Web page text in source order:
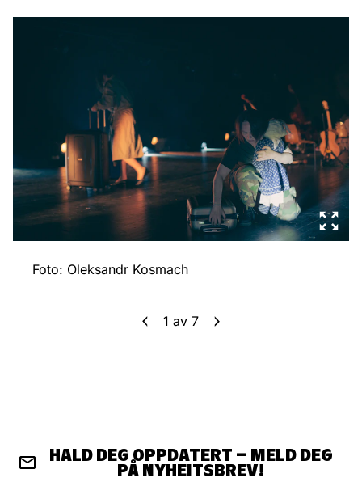
Foto: Oleksandr Kosmach
1 av 7
HALD DEG OPPDATERT – MELD DEG
PÅ NYHEITSBREV!